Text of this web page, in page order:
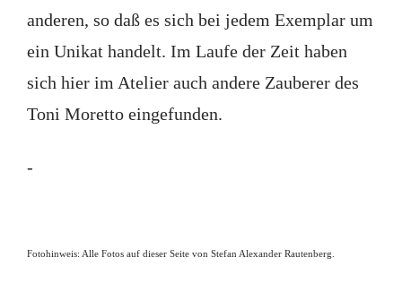
anderen, so daß es sich bei jedem Exemplar um
ein Unikat handelt. Im Laufe der Zeit haben
sich hier im Atelier auch andere Zauberer des
Toni Moretto eingefunden.
-
Fotohinweis: Alle Fotos auf dieser Seite von Stefan Alexander Rautenberg.